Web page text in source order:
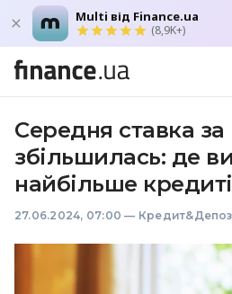
Multi від Finance.ua
(8,9K+)
Середня ставка за
збільшилась: де
найбільше
27.06.2024, 07:00 —